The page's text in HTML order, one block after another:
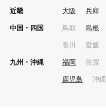
近畿 大阪 兵庫
中国・四国 鳥取 島根
香川 愛媛
九州・沖縄 福岡 佐賀
鹿児島 沖縄